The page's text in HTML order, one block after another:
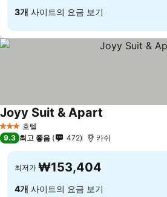
3개 사이트의 요금 보기
3 성급 호텔
Joyy Suit & Apart
9.3 최고 좋음 472 카쉬
최저가 ₩153,404
4개 사이트의 요금 보기